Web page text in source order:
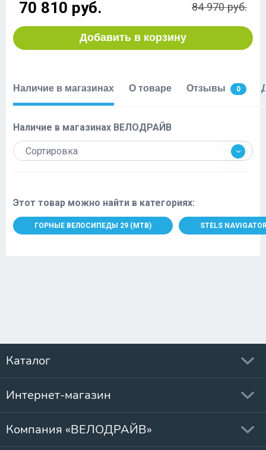
70 810 руб. 84 970 руб.
Добавить в корзину
Наличие в магазинах О товаре Отзывы 0
Наличие в магазинах ВЕЛОДРАЙВ
Сортировка
Этот товар можно найти в категориях:
ГОРНЫЕ ВЕЛОСИПЕДЫ 29 (MTB) STELS
Каталог
Интернет-магазин
Компания «ВЕЛОДРАЙВ»